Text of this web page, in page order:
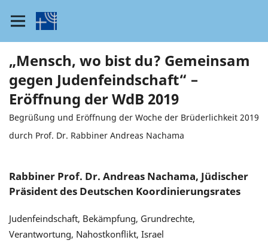
„Mensch, wo bist du? Gemeinsam
gegen Judenfeindschaft“ –
Eröffnung der WdB 2019
Begrüßung und Eröffnung der Woche der Brüderlichkeit 2019
durch Prof. Dr. Rabbiner Andreas Nachama
Rabbiner Prof. Dr. Andreas Nachama, Jüdischer
Präsident des Deutschen Koordinierungsrates
Judenfeindschaft, Bekämpfung, Grundrechte,
Verantwortung, Nahostkonflikt, Israel